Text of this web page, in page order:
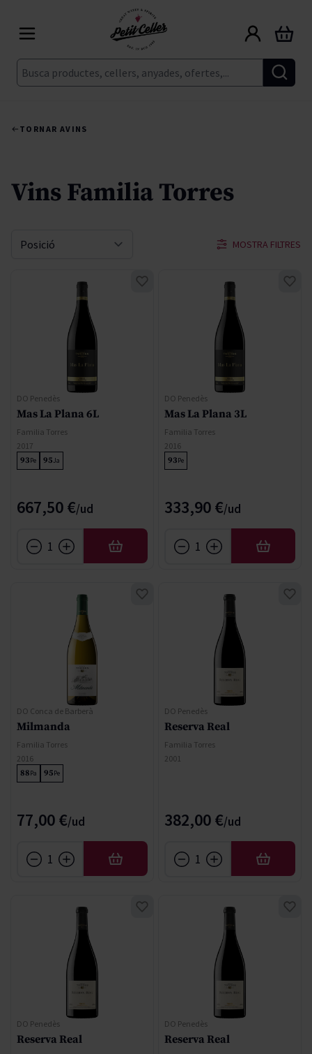
Cerca
Cart
TORNAR AVINS
Vins Familia Torres
MOSTRA FILTRES
Sort By
DO Penedès
Mas La Plana 6L
Familia Torres
2017
93Pe 95Ja
667,50 €
AFEGIR
DO Penedès
Mas La Plana 3L
Familia Torres
2016
93Pe
333,90 €
AFEGIR
DO Conca de Barberà
Milmanda
Familia Torres
2016
88Pa 95Pe
77,00 €
AFEGIR
DO Penedès
Reserva Real
Familia Torres
2001
382,00 €
AFEGIR
DO Penedès
Reserva Real
DO Penedès
Reserva Real